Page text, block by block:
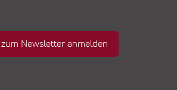
Newsletter anmelden